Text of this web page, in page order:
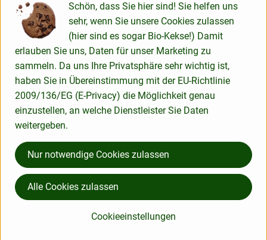
Produktdatenblatt
Herkunft
Hersteller: FWO
Deutschland
followfood
Schön, dass Sie hier sind! Sie helfen uns
sehr, wenn Sie unsere Cookies zulassen
(hier sind es sogar Bio-Kekse!) Damit
erlauben Sie uns, Daten für unser Marketing zu
sammeln. Da uns Ihre Privatsphäre sehr wichtig ist,
haben Sie in Übereinstimmung mit der EU-Richtlinie
2009/136/EG (E-Privacy) die Möglichkeit genau
einzustellen, an welche Dienstleister Sie Daten
weitergeben.
Cookieeinstellungen
Nur notwendige Cookies zulassen
Alle Cookies zulassen